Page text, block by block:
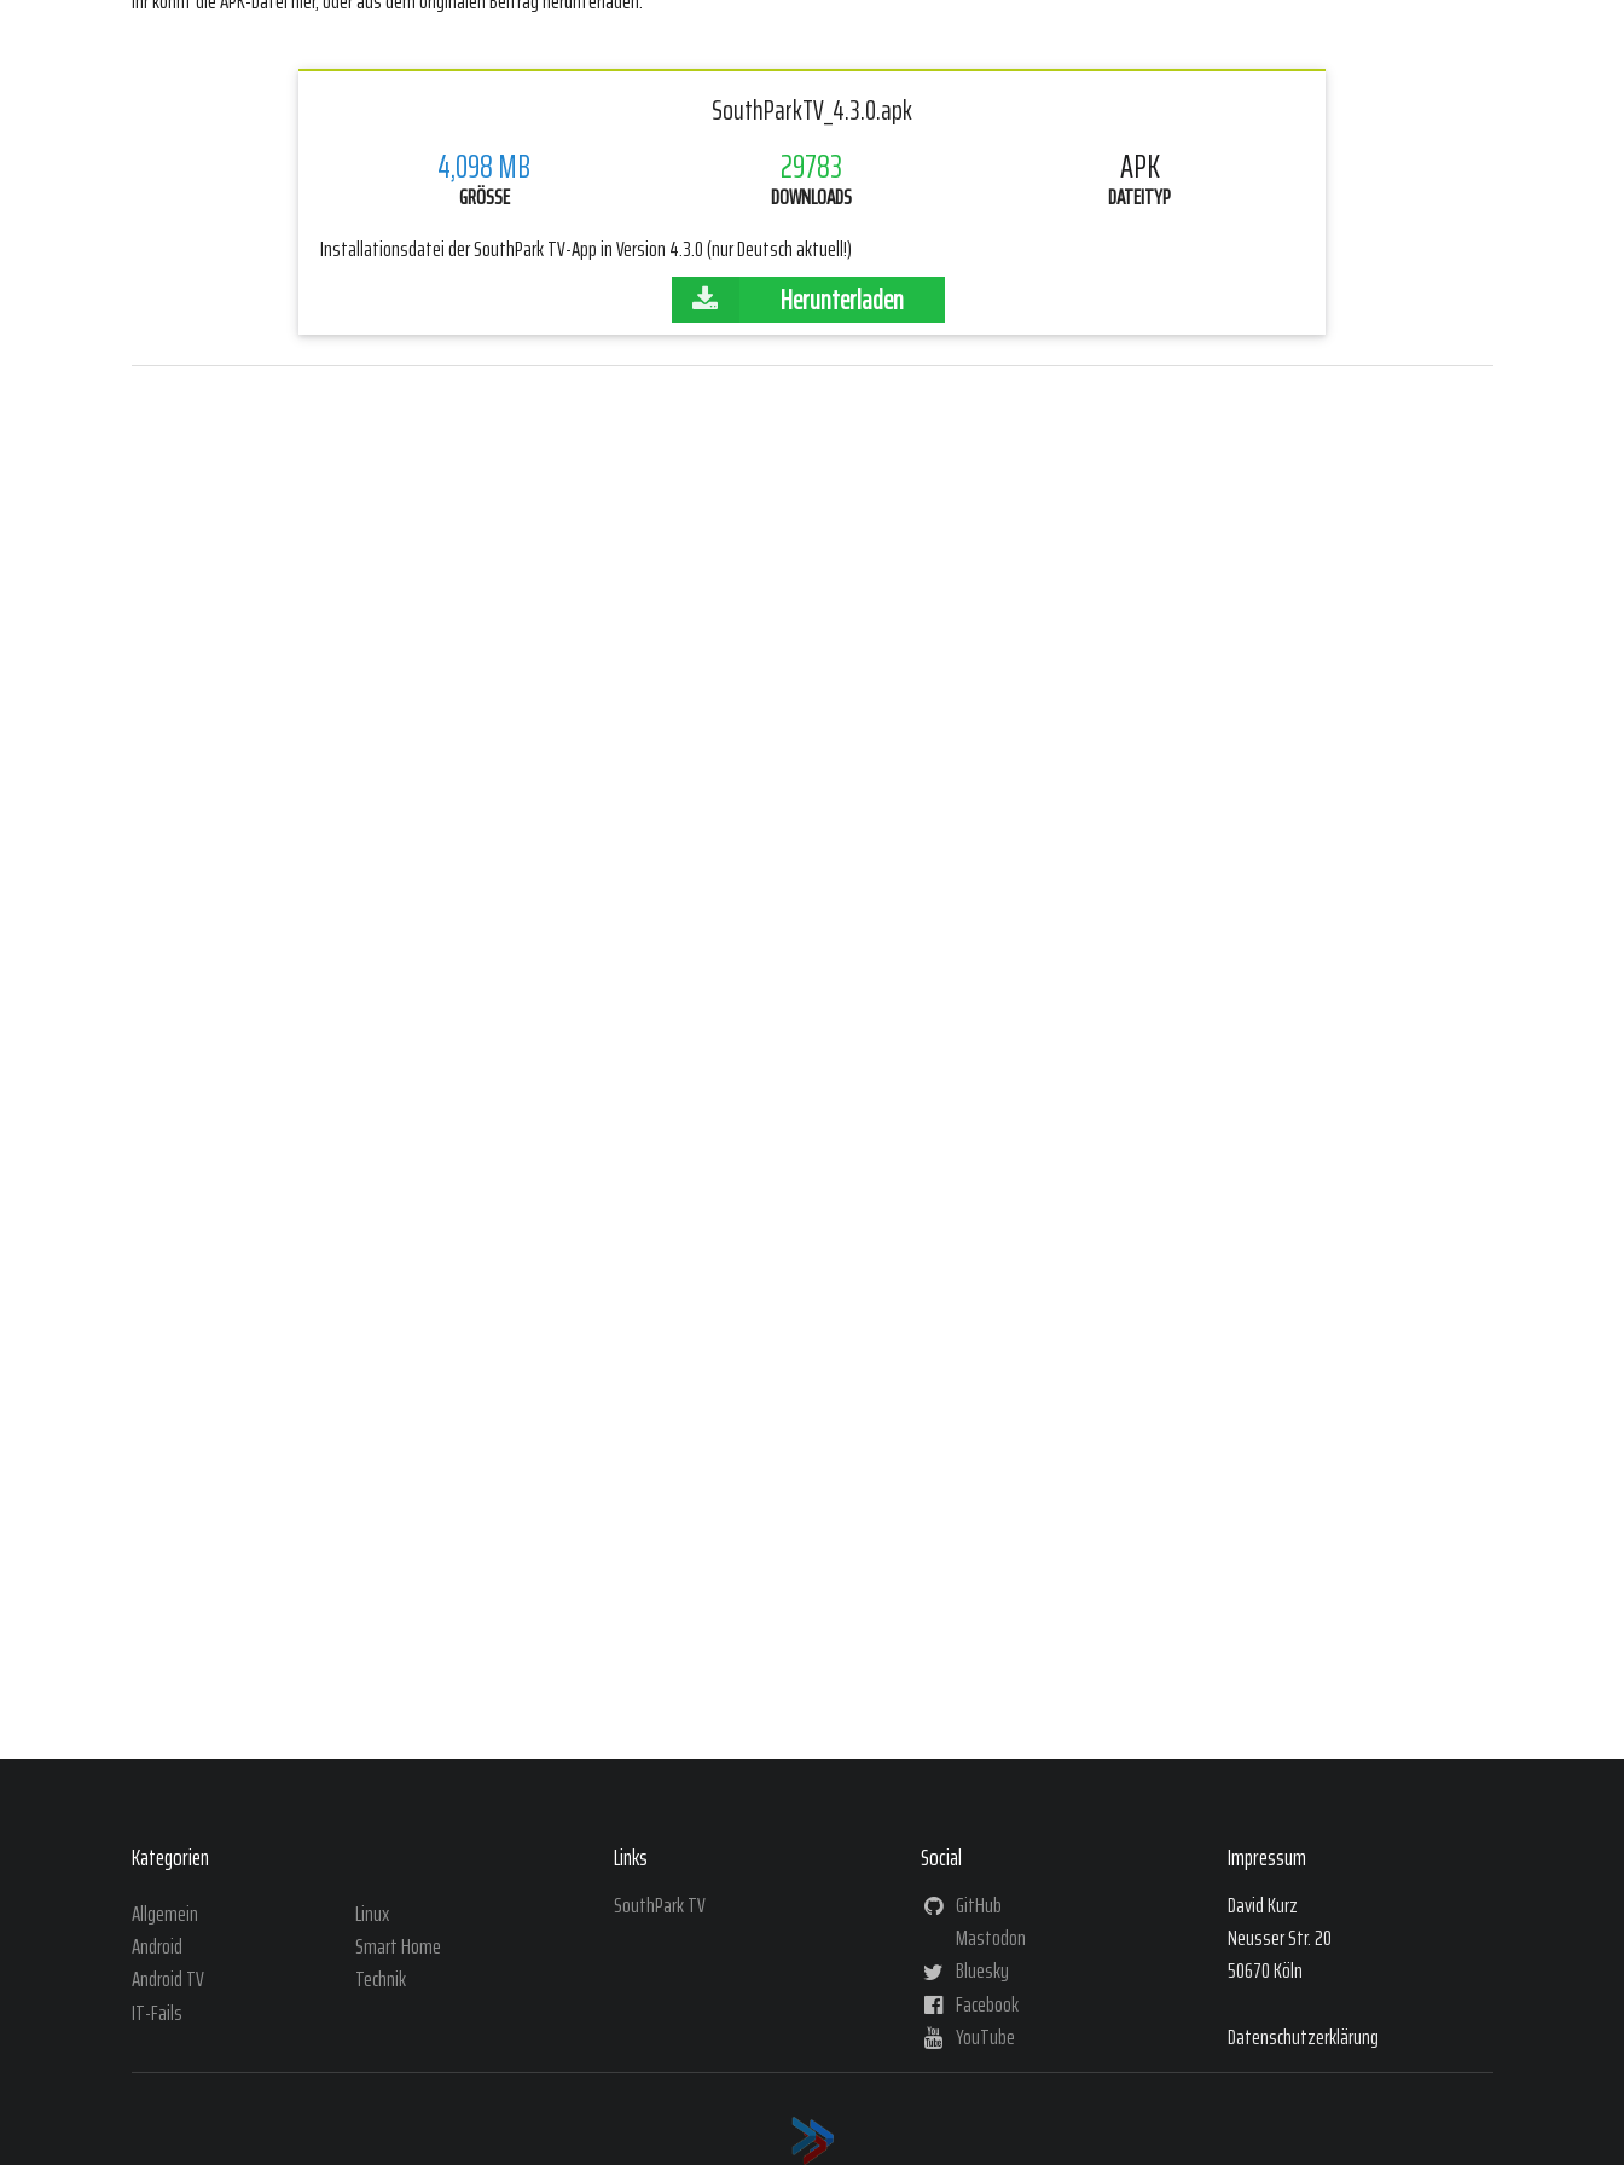
SouthParkTV_4.3.0.apk
4,098 MB
GRÖSSE
29783
DOWNLOADS
APK
DATEITYP
Installationsdatei der SouthPark TV-App in Version 4.3.0 (nur Deutsch aktuell!)
Herunterladen
Kategorien
Allgemein
Android
Android TV
IT-Fails
Linux
Smart Home
Technik
Links
SouthPark TV
Social
GitHub
Mastodon
Bluesky
Facebook
YouTube
Impressum
David Kurz
Neusser Str. 20
50670 Köln
Datenschutzerklärung